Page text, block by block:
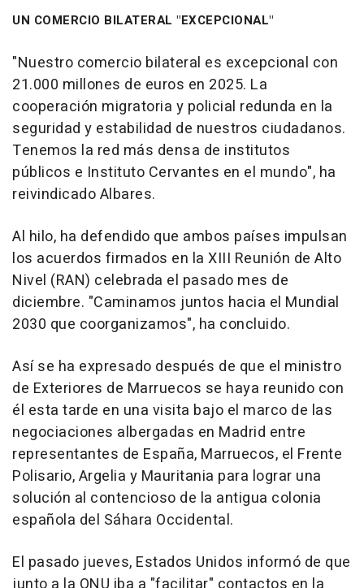
UN COMERCIO BILATERAL "EXCEPCIONAL"
"Nuestro comercio bilateral es excepcional con
21.000 millones de euros en 2025. La
cooperación migratoria y policial redunda en la
seguridad y estabilidad de nuestros ciudadanos.
Tenemos la red más densa de institutos
públicos e Instituto Cervantes en el mundo", ha
reivindicado Albares.
Al hilo, ha defendido que ambos países impulsan
los acuerdos firmados en la XIII Reunión de Alto
Nivel (RAN) celebrada el pasado mes de
diciembre. "Caminamos juntos hacia el Mundial
2030 que coorganizamos", ha concluido.
Así se ha expresado después de que el ministro
de Exteriores de Marruecos se haya reunido con
él esta tarde en una visita bajo el marco de las
negociaciones albergadas en Madrid entre
representantes de España, Marruecos, el Frente
Polisario, Argelia y Mauritania para lograr una
solución al contencioso de la antigua colonia
española del Sáhara Occidental.
El pasado jueves, Estados Unidos informó de que